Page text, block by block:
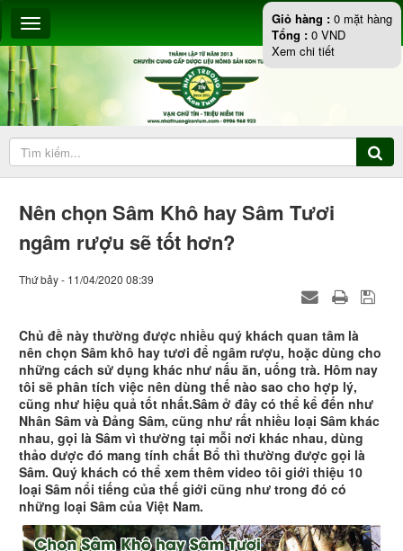
Nên chọn Sâm Khô hay Sâm Tươi
ngâm rượu sẽ tốt hơn?
Thứ bảy - 11/04/2020 08:39
Chủ đề này thường được nhiều quý khách quan tâm là
nên chọn Sâm khô hay tươi để ngâm rượu, hoặc dùng cho
những cách sử dụng khác như nấu ăn, uống trà. Hôm nay
tôi sẽ phân tích việc nên dùng thế nào sao cho hợp lý,
cũng như hiệu quả tốt nhất.Sâm ở đây có thể kể đến như
Nhân Sâm và Đảng Sâm, cũng như rất nhiều loại Sâm khác
nhau, gọi là Sâm vì thường tại mỗi nơi khác nhau, dùng
thảo dược đó mang tính chất Bổ thì thường được gọi là
Sâm. Quý khách có thể xem thêm video tôi giới thiệu 10
loại Sâm nổi tiếng của thế giới cũng như trong đó có
những loại Sâm của Việt Nam.
Giỏ hàng : 0 mặt hàng
Tổng : 0 VND
Xem chi tiết